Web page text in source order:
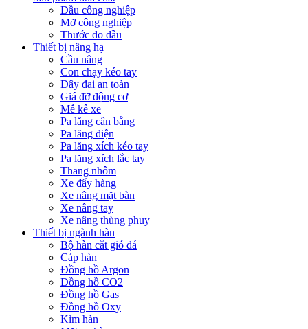
Dầu công nghiệp
Mỡ công nghiệp
Thước đo dầu
Thiết bị nâng hạ
Cầu nâng
Con chạy kéo tay
Dây đai an toàn
Giá đỡ động cơ
Mễ kê xe
Pa lăng cân bằng
Pa lăng điện
Pa lăng xích kéo tay
Pa lăng xích lắc tay
Thang nhôm
Xe đẩy hàng
Xe nâng mặt bàn
Xe nâng tay
Xe nâng thùng phuy
Thiết bị ngành hàn
Bộ hàn cắt gió đá
Cáp hàn
Đồng hồ Argon
Đồng hồ CO2
Đồng hồ Gas
Đồng hồ Oxy
Kìm hàn